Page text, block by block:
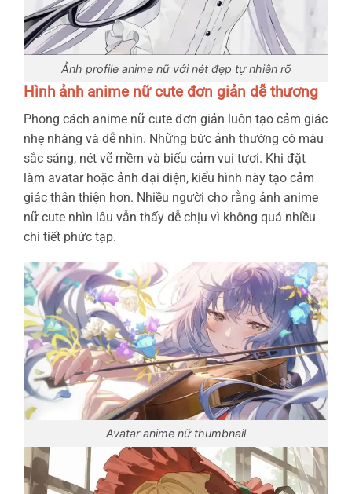
Ảnh profile anime nữ với nét đẹp tự nhiên rõ
Hình ảnh anime nữ cute đơn giản dễ thương
Phong cách anime nữ cute đơn giản luôn tạo cảm giác
nhẹ nhàng và dễ nhìn. Những bức ảnh thường có màu
sắc sáng, nét vẽ mềm và biểu cảm vui tươi. Khi đặt
làm avatar hoặc ảnh đại diện, kiểu hình này tạo cảm
giác thân thiện hơn. Nhiều người cho rằng ảnh anime
nữ cute nhìn lâu vẫn thấy dễ chịu vì không quá nhiều
chi tiết phức tạp.
Avatar anime nữ thumbnail